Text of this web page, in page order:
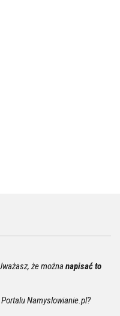
że możnanapisać to
Portalu Namyslowianie.pl?